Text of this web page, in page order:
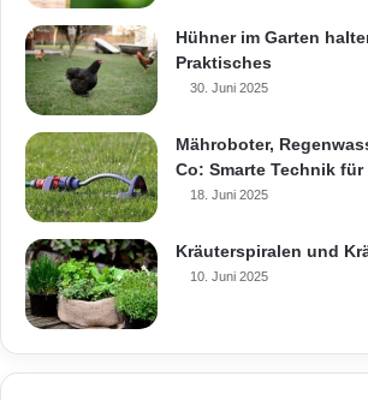
Hühner im Garten
Praktisches
30. Juni 2025
Mähroboter,
Co: Smarte Technik für
18. Juni 2025
Kräuterspiralen und
10. Juni 2025